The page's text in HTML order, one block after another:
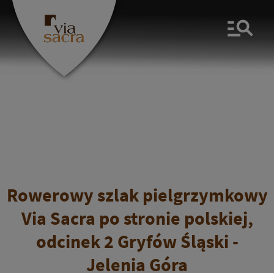
Rowerowy szlak pielgrzymkowy
Via Sacra po stronie polskiej,
odcinek 2 Gryfów Śląski -
Jelenia Góra